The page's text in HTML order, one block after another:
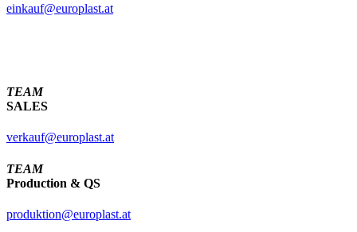
einkauf@europlast.at
TEAM
SALES
verkauf@europlast.at
TEAM
Production & QS
produktion@europlast.at